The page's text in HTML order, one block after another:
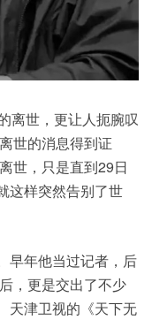
离世，更让人扼腕叹
世的消息得到证
世，只是直到29日
这样突然告别了世
早年他当过记者，后
，更是交出了不少
天津卫视的《天下无